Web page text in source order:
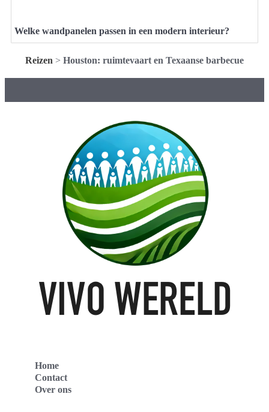
Welke wandpanelen passen in een modern interieur?
Reizen > Houston: ruimtevaart en Texaanse barbecue
Home
Contact
Over ons